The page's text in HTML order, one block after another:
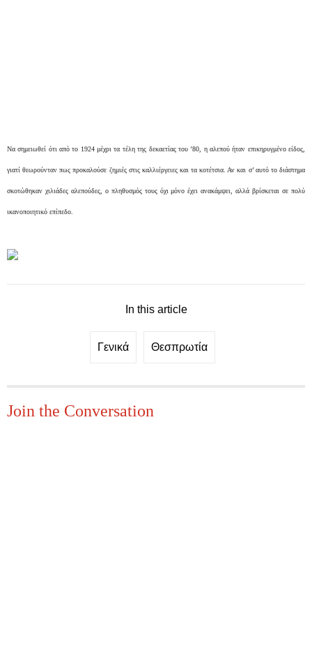
Να σημειωθεί ότι από το 1924 μέχρι τα τέλη της δεκαετίας του ’80, η αλεπού ήταν επικηρυγμένο είδος,
γιατί θεωρούνταν πως προκαλούσε ζημιές στις καλλιέργειες και τα κοτέτσια. Αν και σ’ αυτό το διάστημα
σκοτώθηκαν χιλιάδες αλεπούδες, ο πληθυσμός τους όχι μόνο έχει ανακάμψει, αλλά βρίσκεται σε πολύ
ικανοποιητικό επίπεδο.
In this article
Γενικά Θεσπρωτία
Join the Conversation